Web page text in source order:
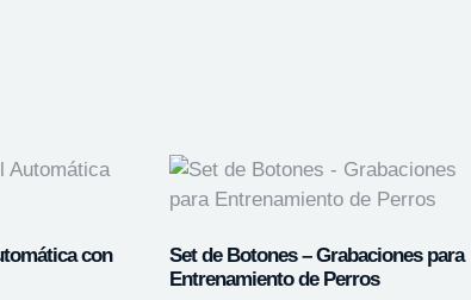
con
Set de Botones – Grabaciones para
Entrenamiento de Perros